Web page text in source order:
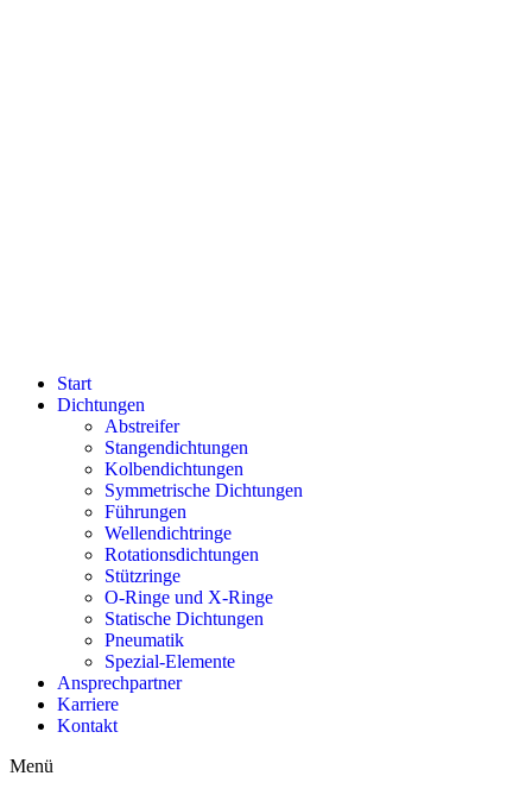
Start
Dichtungen
Abstreifer
Stangendichtungen
Kolbendichtungen
Symmetrische Dichtungen
Führungen
Wellendichtringe
Rotationsdichtungen
Stützringe
O-Ringe und X-Ringe
Statische Dichtungen
Pneumatik
Spezial-Elemente
Ansprechpartner
Karriere
Kontakt
Menü